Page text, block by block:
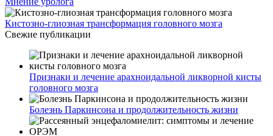
Кистозно-глиозная трансформация головного мозга
Свежие публикации
Признаки и лечение арахноидальной ликворной кисты
головного мозга
Болезнь Паркинсона и продолжительность жизни